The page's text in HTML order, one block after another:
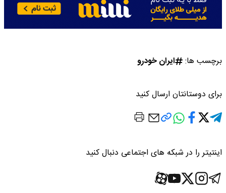
برچسب ها: ایران خودرو
برای دوستانتان ارسال کنید
اینتیتر را در شبکه های اجتماعی دنبال کنید